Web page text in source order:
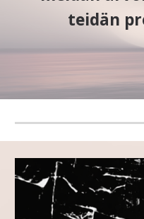
teidän